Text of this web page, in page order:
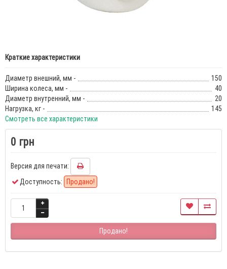
Краткие характеристики
Диаметр внешний, мм -
150
Ширина колеса, мм -
40
Диаметр внутренний, мм -
20
Нагрузка, кг -
145
Смотреть все характеристики
0 грн
Версия для печати:
Доступность: Продано!
Продано!